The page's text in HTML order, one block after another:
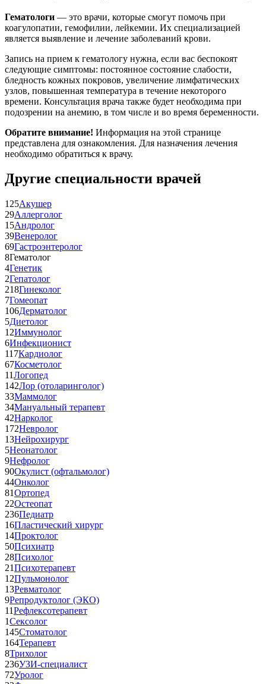
Гематологи — это врачи, которые смогут помочь при
коагулопатии, гемофилии, лейкемии. Их специализацией
является выявление и лечение заболеваний крови.
Запись на прием к гематологу нужна, если вас беспокоят
следующие симптомы: постоянное состояние слабости,
бледность кожных покровов, увеличение лимфатических
узлов, повышенная температура в течение некоторого
времени. Консультация врача также будет необходима при
подозрении на анемию, в том числе и во время беременности.
Обратите внимание! Информация на этой странице
представлена для ознакомления. Для назначения лечения
необходимо обратиться к врачу.
Другие специальности врачей
125Акушер
29Аллерголог
15Андролог
39Венеролог
69Гастроэнтеролог
8Гематолог
4Генетик
2Гепатолог
218Гинеколог
7Гомеопат
106Дерматолог
5Диетолог
12Иммунолог
6Инфекционист
117Кардиолог
67Косметолог
11Логопед
142Лор (отоларинголог)
33Маммолог
34Мануальный терапевт
42Нарколог
172Невролог
13Нейрохирург
5Неонатолог
9Нефролог
90Окулист (офтальмолог)
44Онколог
81Ортопед
22Остеопат
236Педиатр
16Пластический хирург
14Проктолог
50Психиатр
28Психолог
21Психотерапевт
12Пульмонолог
13Ревматолог
9Репродуктолог (ЭКО)
11Рефлексотерапевт
1Сексолог
145Стоматолог
164Терапевт
8Трихолог
236УЗИ-специалист
72Уролог